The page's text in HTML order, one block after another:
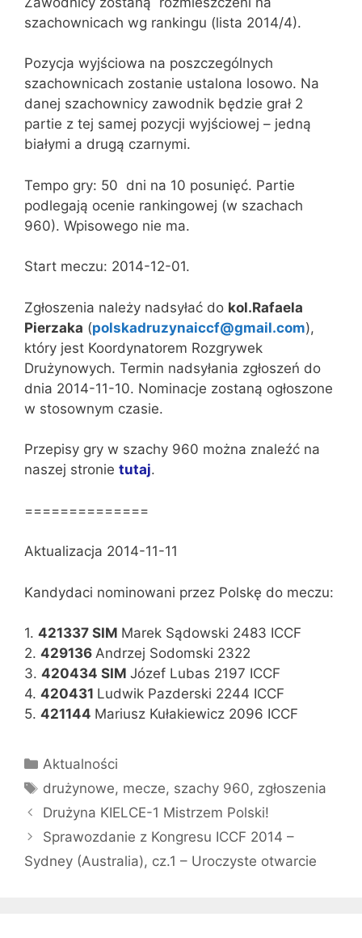
szachownicach wg rankingu (lista 2014/4).
Pozycja wyjściowa na poszczególnych
szachownicach zostanie ustalona losowo. Na
danej szachownicy zawodnik będzie grał 2
partie z tej samej pozycji wyjściowej – jedną
białymi a drugą czarnymi.
Tempo gry: 50 dni na 10 posunięć. Partie
podlegają ocenie rankingowej (w szachach
960). Wpisowego nie ma.
Start meczu: 2014-12-01.
Zgłoszenia należy nadsyłać do kol.Rafaela
Pierzaka (polskadruzynaiccf@gmail.com),
który jest Koordynatorem Rozgrywek
Drużynowych. Termin nadsyłania zgłoszeń do
dnia 2014-11-10. Nominacje zostaną ogłoszone
w stosownym czasie.
Przepisy gry w szachy 960 można znaleźć na
naszej stronie tutaj.
==============
Aktualizacja 2014-11-11
Kandydaci nominowani przez Polskę do meczu:
1. 421337 SIM Marek Sądowski 2483 ICCF
2. 429136 Andrzej Sodomski 2322
3. 420434 SIM Józef Lubas 2197 ICCF
4. 420431 Ludwik Pazderski 2244 ICCF
5. 421144 Mariusz Kułakiewicz 2096 ICCF
Kategorie
Aktualności
Tagi
drużynowe, mecze, szachy 960, zgłoszenia
Drużyna KIELCE-1 Mistrzem Polski!
Sprawozdanie z Kongresu ICCF 2014 –
Sydney (Australia), cz.1 – Uroczyste otwarcie